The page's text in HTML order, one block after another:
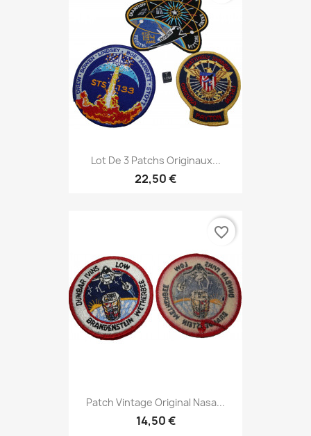
Lot De 3 Patchs Originaux...
22,50 €
Patch Vintage Original Nasa...
14,50 €
favorite_border